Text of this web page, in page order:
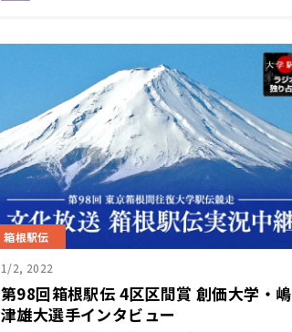
箱根駅伝
1/2, 2022
第98回箱根駅伝 4区区間賞 創価大学・嶋
津雄大選手インタビュー